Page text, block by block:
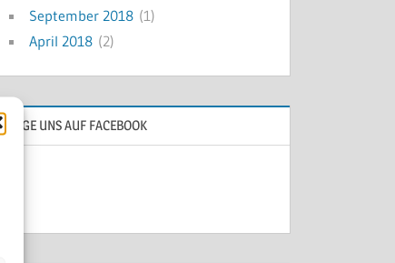
September 2018 (1)
April 2018 (2)
FOLGE UNS AUF FACEBOOK